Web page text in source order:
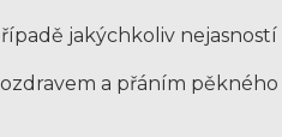
jakýchkoliv
a přáním